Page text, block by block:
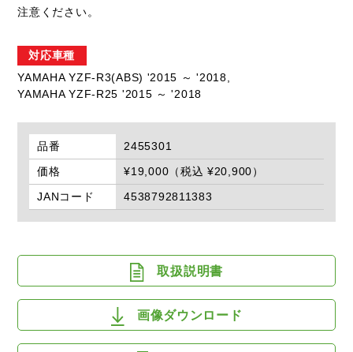
注意ください。
対応車種
YAMAHA YZF-R3(ABS) '2015 ～ '2018,
YAMAHA YZF-R25 '2015 ～ '2018
品番
2455301
価格
¥19,000（税込 ¥20,900）
JANコード
4538792811383
取扱説明書
画像ダウンロード